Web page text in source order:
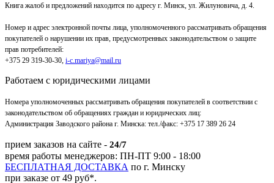
Книга жалоб и предложений находится по адресу г. Минск, ул. Жилуновича, д. 4.
Номер и адрес электронной почты лица, уполномоченного рассматривать обращения
покупателей о нарушении их прав, предусмотренных законодательством о защите
прав потребителей:
+375 29 319-30-30, i-c.mariya@mail.ru
Работаем с юридическими лицами
Номера уполномоченных рассматривать обращения покупателей в соответствии с
законодательством об обращениях граждан и юридических лиц:
Администрация Заводского района г. Минска: тел./факс: +375 17 389 26 24
прием заказов на сайте - 24/7
время работы менеджеров: ПН-ПТ 9:00 - 18:00
БЕСПЛАТНАЯ ДОСТАВКА по г. Минску
при заказе от 49 руб*.